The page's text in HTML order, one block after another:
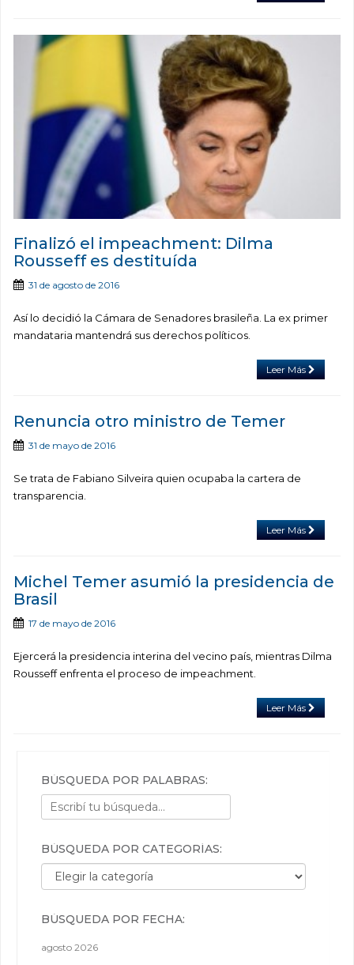
Finalizó el impeachment: Dilma
Rousseff es destituída
31 de agosto de 2016
Así lo decidió la Cámara de Senadores brasileña. La ex primer
mandataria mantendrá sus derechos políticos.
Leer Más
Renuncia otro ministro de Temer
31 de mayo de 2016
Se trata de Fabiano Silveira quien ocupaba la cartera de
transparencia.
Leer Más
Michel Temer asumió la presidencia de
Brasil
17 de mayo de 2016
Ejercerá la presidencia interina del vecino país, mientras Dilma
Rousseff enfrenta el proceso de impeachment.
Leer Más
BÚSQUEDA POR PALABRAS:
BÚSQUEDA POR CATEGORÍAS:
Búsqueda por categorías:
BÚSQUEDA POR FECHA:
agosto 2026